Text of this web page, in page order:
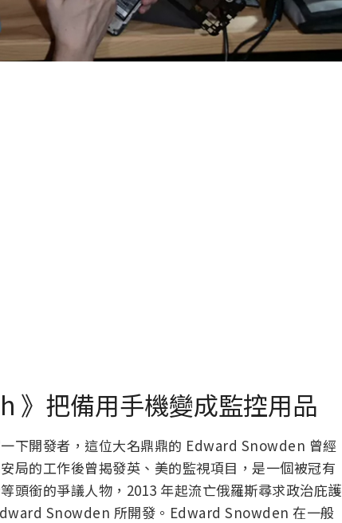
》把備用手機變成監控用品
下開發者，這位大名鼎鼎的 Edward Snowden 曾經
局的工作後曾揭發英、美的監視項目，是一個被冠有
頭銜的爭議人物，2013 年起流亡俄羅斯尋求政治庇護
Snowden 所開發。Edward Snowden 在一般